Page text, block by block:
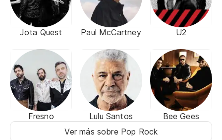
Jota Quest Paul McCartney U2
Fresno Lulu Santos
Bee Gees
Ver más sobre Pop Rock